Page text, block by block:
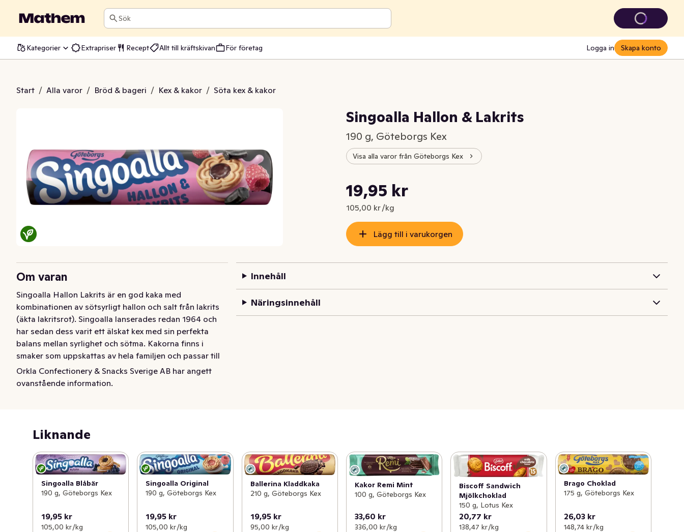
Sök
Kategorier Extrapriser Recept Allt till kräftskivan För företag Logga in Skapa konto
Start / Alla varor / Bröd & bageri / Kex & kakor / Söta kex & kakor
Hallon & Lakrits
Singoalla Hallon & Lakrits
190 g, Göteborgs Kex
Visa alla varor från Göteborgs Kex
Nuvarande pris är: 19,95 kr
19,95 kr
105,00 kr /kg
Styckpris: 105,00 kr /kg
Lägg till i varukorgen
Om varan
Singoalla Hallon Lakrits är en god kaka med
kombinationen av sötsyrligt hallon och salt från lakrits
(äkta lakritsrot). Singoalla lanserades redan 1964 och
har sedan dess varit ett älskat kex med sin perfekta
balans mellan syrlighet och sötma. Kakorna finns i
smaker som uppskattas av hela familjen och passar till
alla tillfällen. Kakorna är veganska och bakade utan
palmolja.
har sedan dess varit ett älskat kex med sin perfekta
smaker som uppskattas av hela familjen och passar till
alla tillfällen. Kakorna är veganska och bakade utan
palmolja.
Orkla Confectionery & Snacks Sverige AB har angett
ovanstående information.
Innehåll
Näringsinnehåll
Liknande
Singoalla Blåbär
190 g, Göteborgs Kex
19,95 kr
105,00 kr /kg
Singoalla Original
190 g, Göteborgs Kex
19,95 kr
105,00 kr /kg
Ballerina Kladdkaka
210 g, Göteborgs Kex
19,95 kr
95,00 kr /kg
Kakor Remi Mint
100 g, Göteborgs Kex
33,60 kr
336,00 kr /kg
Biscoff Sandwich
Mjölkchoklad
150 g, Lotus Kex
20,77 kr
138,47 kr /kg
Brago Choklad
175 g, Göteborgs Kex
26,03 kr
148,74 kr /kg